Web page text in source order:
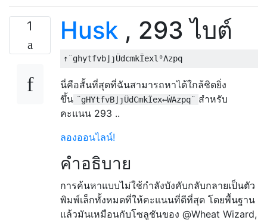
1 Husk , 293 ไบต์
นี่คือสั้นที่สุดที่ฉันสามารถหาได้ใกล้ชิดยิ่ง
ขึ้น ¨gHYtfvB⌋ȷÜdCmkÏex←ẆAzpq¨ สำหรับ
คะแนน 293 ..
ลองออนไลน์!
คำอธิบาย
การค้นหาแบบไม่ใช้กำลังบังคับกลับกลายเป็นตัว
พิมพ์เล็กทั้งหมดที่ให้คะแนนที่ดีที่สุด โดยพื้นฐาน
แล้วมันเหมือนกับโซลูชันของ @Wheat Wizard,